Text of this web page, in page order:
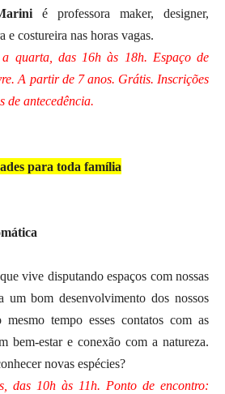
é professora maker, designer,
e costureira nas horas vagas.
quarta, das 16h às 18h. Espaço de
A partir de 7 anos. Grátis. Inscrições
de antecedência.
para toda família
vive disputando espaços com nossas
um bom desenvolvimento dos nossos
tempo esses contatos com as
bem-estar e conexão com a natureza.
novas espécies?
das 10h às 11h. Ponto de encontro: